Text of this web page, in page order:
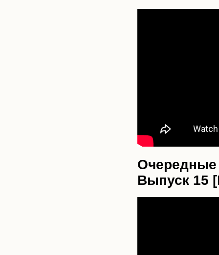
Выпуск 15